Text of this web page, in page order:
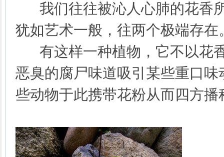
我们往往被沁人心肺的花香
犹如艺术一般，往两个极端存在
有这样一种植物，它不以花
恶臭的腐尸味道吸引某些重口
些动物于此携带花粉从而四方播